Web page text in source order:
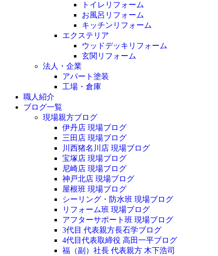
トイレリフォーム
お風呂リフォーム
キッチンリフォーム
エクステリア
ウッドデッキリフォーム
玄関リフォーム
法人・企業
アパート塗装
工場・倉庫
職人紹介
ブログ一覧
現場親方ブログ
伊丹店 現場ブログ
三田店 現場ブログ
川西猪名川店 現場ブログ
宝塚店 現場ブログ
尼崎店 現場ブログ
神戸北店 現場ブログ
屋根班 現場ブログ
シーリング・防水班 現場ブログ
リフォーム班 現場ブログ
アフターサポート班 現場ブログ
3代目 代表親方長石学ブログ
4代目代表取締役 高田一平ブログ
福（副）社長 代表親方 木下浩司